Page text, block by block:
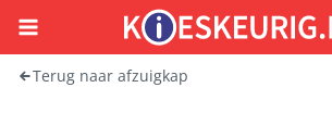
Menu
Terug naar afzuigkap